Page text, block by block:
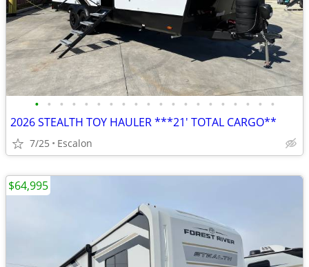
• • • • • • • • • • • • • • • • • • • •
2026 STEALTH TOY HAULER ***21' TOTAL CARGO**
7/25 Escalon
$64,995